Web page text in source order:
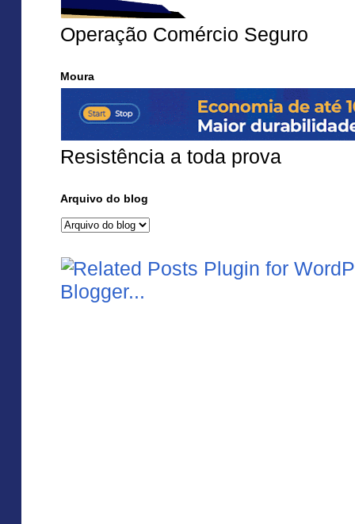
Operação Comércio Seguro
Moura
Resistência a toda prova
Arquivo do blog